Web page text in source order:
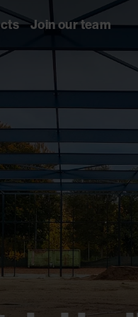
Join our team